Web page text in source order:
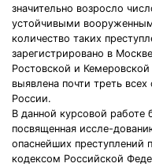
значительно возросло
устойчивыми
количество таких
зарегистрировано в
Ростовской и
выявлена почти треть
России.
В данной курсовой работе
посвященная иссле-
опаснейших преступлений
кодексом Российской